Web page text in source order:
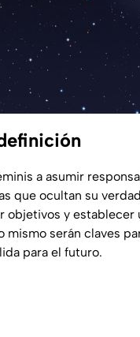
a asumir
que ocultan su
y establecer
serán claves
para el futuro.